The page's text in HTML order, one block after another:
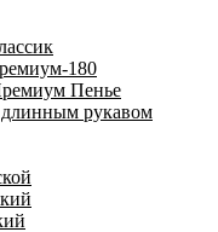
180
Пенье
длинным рукавом